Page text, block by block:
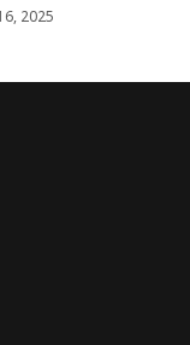
2025